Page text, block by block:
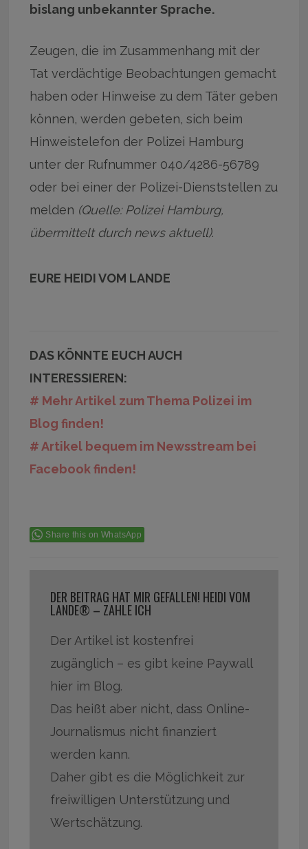
bislang unbekannter Sprache.
Zeugen, die im Zusammenhang mit der
Tat verdächtige Beobachtungen gemacht
haben oder Hinweise zu dem Täter geben
können, werden gebeten, sich beim
Hinweistelefon der Polizei Hamburg
unter der Rufnummer 040/4286-56789
oder bei einer der Polizei-Dienststellen zu
melden (Quelle: Polizei Hamburg,
übermittelt durch news aktuell).
EURE HEIDI VOM LANDE
DAS KÖNNTE EUCH AUCH
INTERESSIEREN:
# Mehr Artikel zum Thema Polizei im
Blog finden!
# Artikel bequem im Newsstream bei
Facebook finden!
Share this on WhatsApp
DER BEITRAG HAT MIR GEFALLEN! HEIDI VOM
LANDE® – ZAHLE ICH
Der Artikel ist kostenfrei
zugänglich – es gibt keine Paywall
hier im Blog.
Das heißt aber nicht, dass Online-
Journalismus nicht finanziert
werden kann.
Daher gibt es die Möglichkeit zur
freiwilligen Unterstützung und
Wertschätzung.